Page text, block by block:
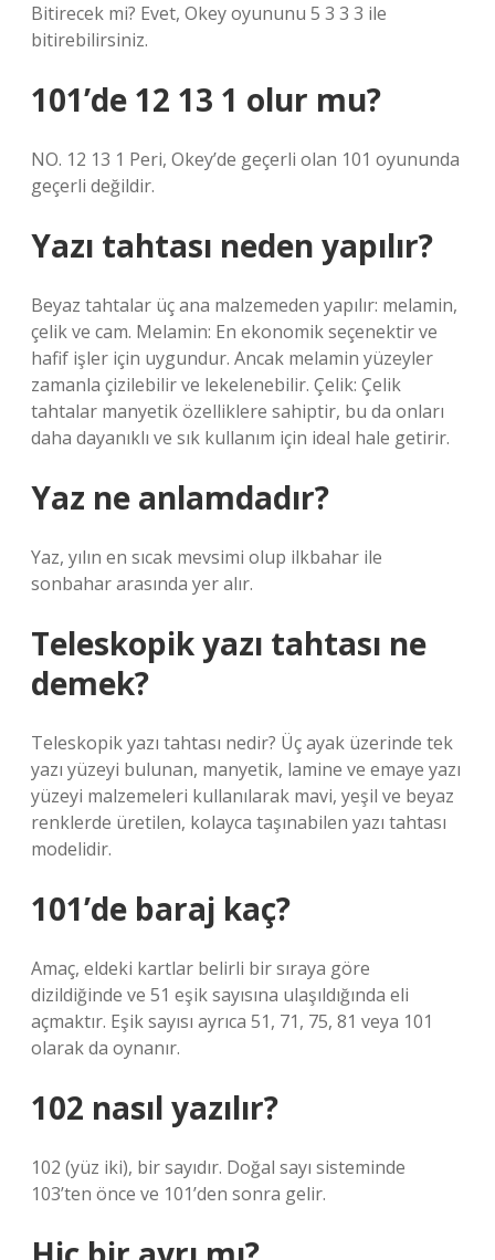
Bitirecek mi? Evet, Okey oyununu 5 3 3 3 ile
bitirebilirsiniz.
101’de 12 13 1 olur mu?
NO. 12 13 1 Peri, Okey’de geçerli olan 101 oyununda
geçerli değildir.
Yazı tahtası neden yapılır?
Beyaz tahtalar üç ana malzemeden yapılır: melamin,
çelik ve cam. Melamin: En ekonomik seçenektir ve
hafif işler için uygundur. Ancak melamin yüzeyler
zamanla çizilebilir ve lekelenebilir. Çelik: Çelik
tahtalar manyetik özelliklere sahiptir, bu da onları
daha dayanıklı ve sık kullanım için ideal hale getirir.
Yaz ne anlamdadır?
Yaz, yılın en sıcak mevsimi olup ilkbahar ile
sonbahar arasında yer alır.
Teleskopik yazı tahtası ne
demek?
Teleskopik yazı tahtası nedir? Üç ayak üzerinde tek
yazı yüzeyi bulunan, manyetik, lamine ve emaye yazı
yüzeyi malzemeleri kullanılarak mavi, yeşil ve beyaz
renklerde üretilen, kolayca taşınabilen yazı tahtası
modelidir.
101’de baraj kaç?
Amaç, eldeki kartlar belirli bir sıraya göre
dizildiğinde ve 51 eşik sayısına ulaşıldığında eli
açmaktır. Eşik sayısı ayrıca 51, 71, 75, 81 veya 101
olarak da oynanır.
102 nasıl yazılır?
102 (yüz iki), bir sayıdır. Doğal sayı sisteminde
103’ten önce ve 101’den sonra gelir.